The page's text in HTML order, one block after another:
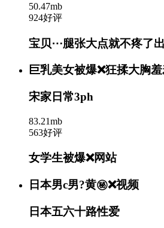
50.47mb
924好评
宝贝⋯腿张大点就不疼了
巨乳美女被爆❌狂揉大胸
宋家日常3ph
83.21mb
563好评
女学生被爆❌网站
日本男c男?黄㊙️❌视频
日本五六十路性爱